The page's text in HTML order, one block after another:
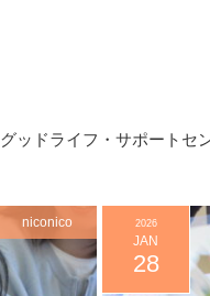
グッドライフ・サポートセ
niconico 2026
JAN
28